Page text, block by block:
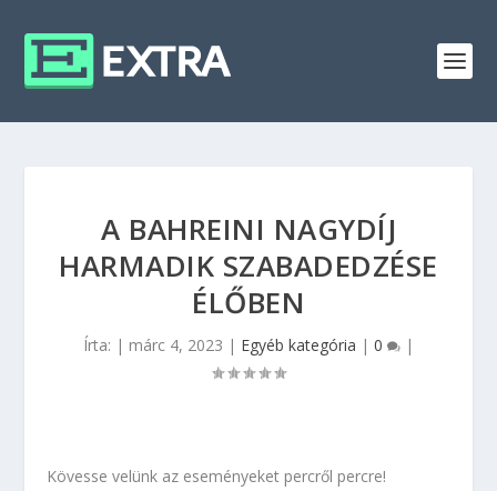
A BAHREINI NAGYDÍJ
HARMADIK SZABADEDZÉSE
ÉLŐBEN
Írta: | márc 4, 2023 | Egyéb kategória | 0 |
Kövesse velünk az eseményeket percről percre!